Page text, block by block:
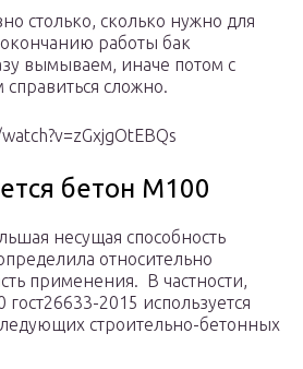
столько, сколько нужно для
работы бак
вымываем, иначе потом с
сложно.
бетон М100
несущая способность
относительно
применения. В частности,
2015 используется
строительно-бетонных